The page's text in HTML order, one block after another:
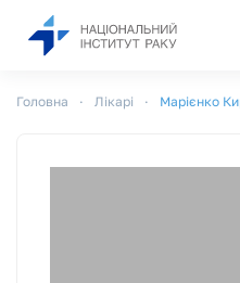
Головна Лікарі Марієнко